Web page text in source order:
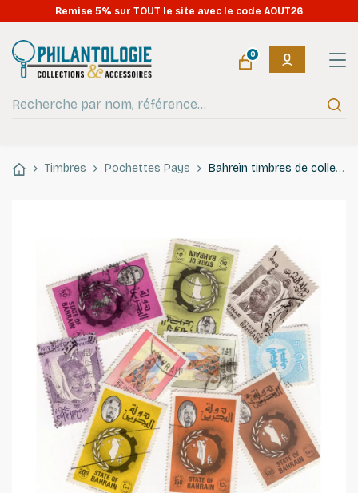
Remise 5% sur TOUT le site avec le code AOUT26
0
Timbres Pochettes Pays Bahreïn timbres de collection tous différents.